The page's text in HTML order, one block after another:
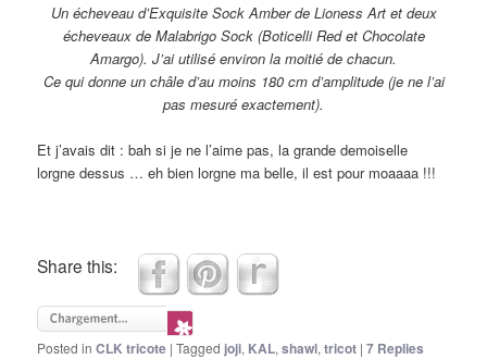
Un écheveau d’Exquisite Sock Amber de Lioness Art et deux
écheveaux de Malabrigo Sock (Boticelli Red et Chocolate
Amargo). J’ai utilisé environ la moitié de chacun.
Ce qui donne un châle d’au moins 180 cm d’amplitude (je ne l’ai
pas mesuré exactement).
Et j’avais dit : bah si je ne l’aime pas, la grande demoiselle
lorgne dessus … eh bien lorgne ma belle, il est pour moaaaa !!!
Share this:
Posted in CLK tricote |Tagged joji, KAL,shawl,tricot |7 Replies